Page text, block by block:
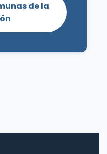
de la